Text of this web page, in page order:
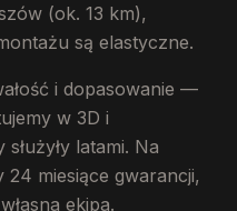
(ok. 13 km),
są elastyczne.
i dopasowanie —
w 3D i
latami. Na
24 miesiące gwarancji,
ekipa.